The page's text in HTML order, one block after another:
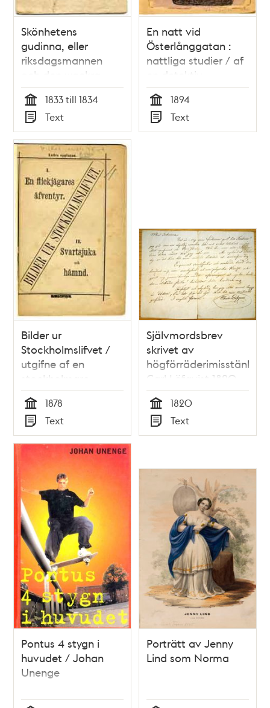
Skönhetens
gudinna, eller
riksdagsmannen
och den wackra
Dalkullan.
Tid
1833 till 1834
Typ
Text
En natt vid
Österlånggatan :
nattliga studier / af
en detektiv
Tid
1894
Typ
Text
Bilder ur
Stockholmslifvet /
utgifne af en
stockholmare
Tid
1878
Typ
Text
Självmordsbrev
skrivet av
högförräderimisstänkte
Carl Löfqvist 1820
Tid
1820
Typ
Text
Pontus 4 stygn i
huvudet / Johan
Unenge
Porträtt av Jenny
Lind som Norma